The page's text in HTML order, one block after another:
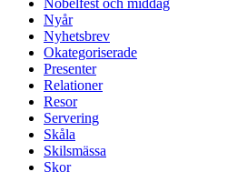
Nyår
Nyhetsbrev
Okategoriserade
Presenter
Relationer
Resor
Servering
Skåla
Skilsmässa
Skor